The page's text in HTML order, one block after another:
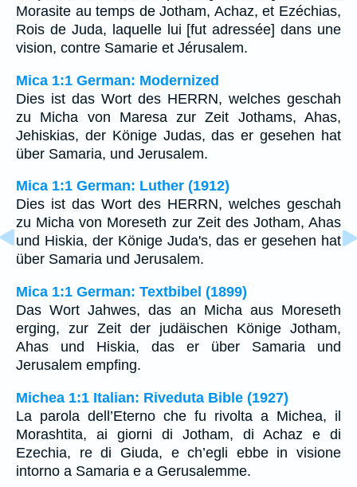
Morasite au temps de Jotham, Achaz, et Ezéchias,
Rois de Juda, laquelle lui [fut adressée] dans une
vision, contre Samarie et Jérusalem.
Mica 1:1 German: Modernized
Dies ist das Wort des HERRN, welches geschah
zu Micha von Maresa zur Zeit Jothams, Ahas,
Jehiskias, der Könige Judas, das er gesehen hat
über Samaria, und Jerusalem.
Mica 1:1 German: Luther (1912)
Dies ist das Wort des HERRN, welches geschah
zu Micha von Moreseth zur Zeit des Jotham, Ahas
und Hiskia, der Könige Juda's, das er gesehen hat
über Samaria und Jerusalem.
Mica 1:1 German: Textbibel (1899)
Das Wort Jahwes, das an Micha aus Moreseth
erging, zur Zeit der judäischen Könige Jotham,
Ahas und Hiskia, das er über Samaria und
Jerusalem empfing.
Michea 1:1 Italian: Riveduta Bible (1927)
La parola dell’Eterno che fu rivolta a Michea, il
Morashtita, ai giorni di Jotham, di Achaz e di
Ezechia, re di Giuda, e ch’egli ebbe in visione
intorno a Samaria e a Gerusalemme.